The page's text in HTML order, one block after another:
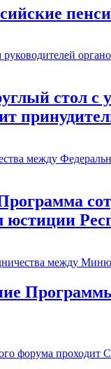
стол с